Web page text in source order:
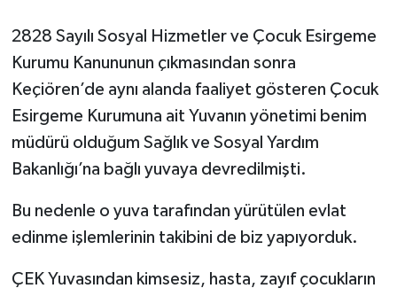
2828 Sayılı Sosyal Hizmetler ve Çocuk Esirgeme
Kurumu Kanununun çıkmasından sonra
Keçiören’de aynı alanda faaliyet gösteren Çocuk
Esirgeme Kurumuna ait Yuvanın yönetimi benim
müdürü olduğum Sağlık ve Sosyal Yardım
Bakanlığı’na bağlı yuvaya devredilmişti.
Bu nedenle o yuva tarafından yürütülen evlat
edinme işlemlerinin takibini de biz yapıyorduk.
ÇEK Yuvasından kimsesiz, hasta, zayıf çocukların